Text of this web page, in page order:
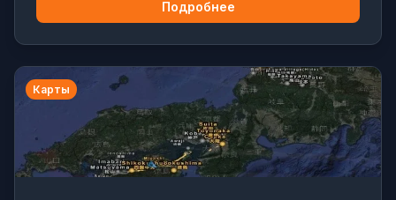
Подробнее
Карты